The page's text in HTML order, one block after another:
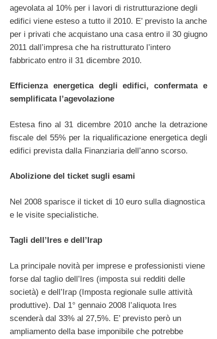
agevolata al 10% per i lavori di ristrutturazione degli
edifici viene esteso a tutto il 2010. E’ previsto la anche
per i privati che acquistano una casa entro il 30 giugno
2011 dall’impresa che ha ristrutturato l’intero
fabbricato entro il 31 dicembre 2010.
Efficienza energetica degli edifici, confermata e
semplificata l’agevolazione
Estesa fino al 31 dicembre 2010 anche la detrazione
fiscale del 55% per la riqualificazione energetica degli
edifici prevista dalla Finanziaria dell’anno scorso.
Abolizione del ticket sugli esami
Nel 2008 sparisce il ticket di 10 euro sulla diagnostica
e le visite specialistiche.
Tagli dell’Ires e dell’Irap
La principale novità per imprese e professionisti viene
forse dal taglio dell’Ires (imposta sui redditi delle
società) e dell’Irap (Imposta regionale sulle attività
produttive). Dal 1° gennaio 2008 l’aliquota Ires
scenderà dal 33% al 27,5%. E’ previsto però un
ampliamento della base imponibile che potrebbe